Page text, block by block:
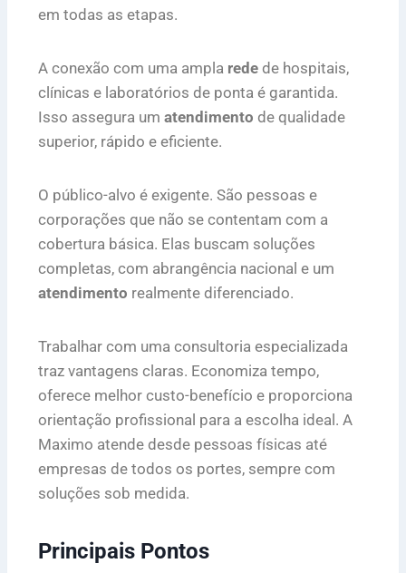
em todas as etapas.
A conexão com uma ampla rede de hospitais,
clínicas e laboratórios de ponta é garantida.
Isso assegura um atendimento de qualidade
superior, rápido e eficiente.
O público-alvo é exigente. São pessoas e
corporações que não se contentam com a
cobertura básica. Elas buscam soluções
completas, com abrangência nacional e um
atendimento realmente diferenciado.
Trabalhar com uma consultoria especializada
traz vantagens claras. Economiza tempo,
oferece melhor custo-benefício e proporciona
orientação profissional para a escolha ideal. A
Maximo atende desde pessoas físicas até
empresas de todos os portes, sempre com
soluções sob medida.
Principais Pontos